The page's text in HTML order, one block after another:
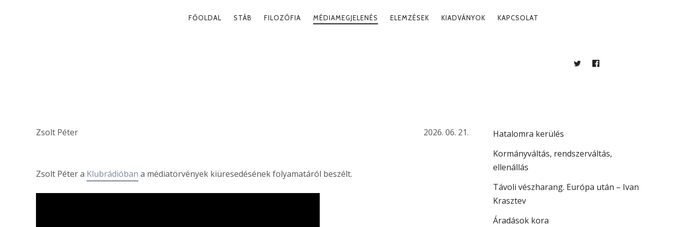
PRIMARY
FŐOLDAL STÁB FILOZÓFIA MÉDIAMEGJELENÉS ELEMZÉSEK KIADVÁNYOK KAPCSOLAT
TWITTERFACEBOOK
Zsolt Péter 2026. 06. 21.
Zsolt Péter a Klubrádióban a médiatörvények kiüresedésének folyamatáról beszélt.
Hatalomra kerülés
Kormányváltás, rendszerváltás,
ellenállás
Távoli vészharang. Európa után – Ivan
Krasztev
Áradások kora